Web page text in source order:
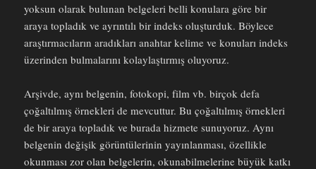
yoksun olarak bulunan belgeleri belli konulara göre bir
araya topladık ve ayrıntılı bir indeks oluşturduk. Böylece
araştırmacıların aradıkları anahtar kelime ve konuları indeks
üzerinden bulmalarını kolaylaştırmış oluyoruz.
Arşivde, aynı belgenin, fotokopi, film vb. birçok defa
çoğaltılmış örnekleri de mevcuttur. Bu çoğaltılmış örnekleri
de bir araya topladık ve burada hizmete sunuyoruz. Aynı
belgenin değişik görüntülerinin yayınlanması, özellikle
okunması zor olan belgelerin, okunabilmelerine büyük katkı